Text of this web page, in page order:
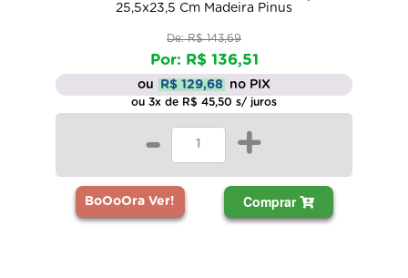
25,5x23,5 Cm Madeira Pinus
De: R$ 143,69
Por: R$ 136,51
ou R$ 129,68 no PIX
ou 3x de R$ 45,50 s/ juros
- +
BoOoOra Ver! Comprar